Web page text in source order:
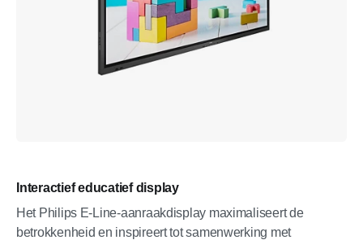
Interactief educatief display
Het Philips E-Line-aanraakdisplay maximaliseert de
betrokkenheid en inspireert tot samenwerking met